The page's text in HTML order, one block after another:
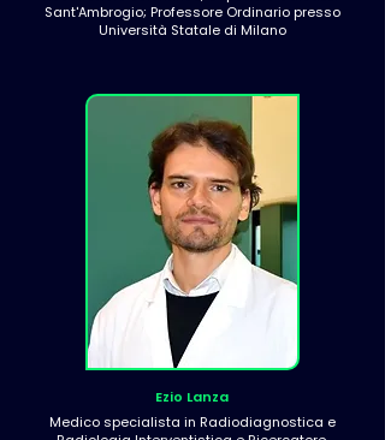
Sant'Ambrogio; Professore Ordinario presso
Università Statale di Milano
Ezio Lanza
Medico specialista in Radiodiagnostica e